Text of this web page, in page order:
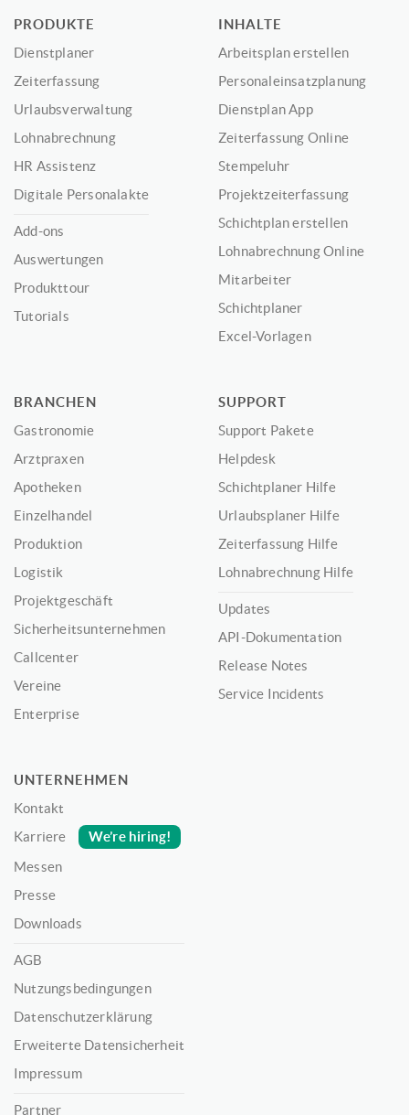
PRODUKTE
Dienstplaner
Zeiterfassung
Urlaubsverwaltung
Lohnabrechnung
HR Assistenz
Digitale Personalakte
Add-ons
Auswertungen
Produkttour
Tutorials
INHALTE
Arbeitsplan erstellen
Personaleinsatzplanung
Dienstplan App
Zeiterfassung Online
Stempeluhr
Projektzeiterfassung
Schichtplan erstellen
Lohnabrechnung Online
Mitarbeiter
Schichtplaner
Excel-Vorlagen
BRANCHEN
Gastronomie
Arztpraxen
Apotheken
Einzelhandel
Produktion
Logistik
Projektgeschäft
Sicherheitsunternehmen
Callcenter
Vereine
Enterprise
SUPPORT
Support Pakete
Helpdesk
Schichtplaner Hilfe
Urlaubsplaner Hilfe
Zeiterfassung Hilfe
Lohnabrechnung Hilfe
Updates
API-Dokumentation
Release Notes
Service Incidents
UNTERNEHMEN
Kontakt
Karriere
We’re hiring!
Messen
Presse
Downloads
AGB
Nutzungsbedingungen
Datenschutzerklärung
Erweiterte Datensicherheit
Impressum
Partner